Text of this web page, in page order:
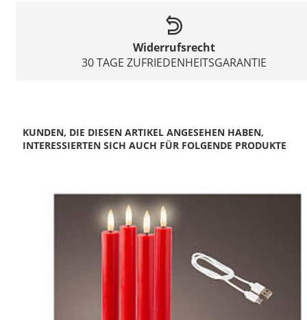
Widerrufsrecht
30 TAGE ZUFRIEDENHEITSGARANTIE
KUNDEN, DIE DIESEN ARTIKEL ANGESEHEN HABEN,
INTERESSIERTEN SICH AUCH FÜR FOLGENDE PRODUKTE